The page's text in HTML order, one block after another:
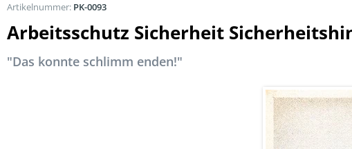
Arbeitsschutz Sicherheit
"Das konnte schlimm enden!"
Artikelnummer: PK-0093